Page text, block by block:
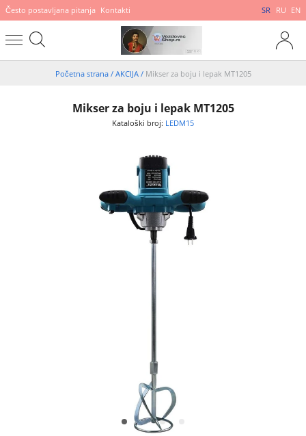
Često postavljana pitanja Kontakti SR RU EN
Početna strana / AKCIJA / Mikser za boju i lepak MT1205
Mikser za boju i lepak MT1205
Kataloški broj: LEDM15